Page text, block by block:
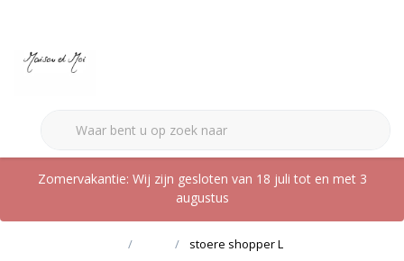
Zomervakantie: Wij zijn gesloten van 18 juli tot en met 3
augustus
stoere shopper L